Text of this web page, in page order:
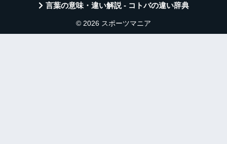
言葉の意味・違い解説 - コトバの違い辞典
© 2026 スポーツマニア